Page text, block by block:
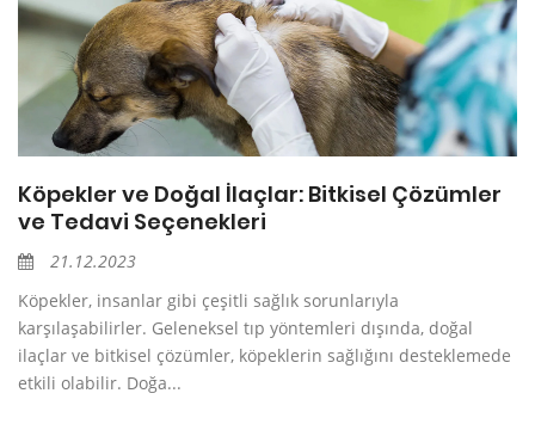
Köpekler ve Doğal İlaçlar: Bitkisel Çözümler
ve Tedavi Seçenekleri
21.12.2023
Köpekler, insanlar gibi çeşitli sağlık sorunlarıyla
karşılaşabilirler. Geleneksel tıp yöntemleri dışında, doğal
ilaçlar ve bitkisel çözümler, köpeklerin sağlığını desteklemede
etkili olabilir. Doğa...